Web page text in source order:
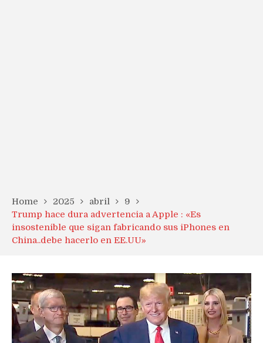
Home 2025 abril
9
Trump hace dura advertencia a Apple : «Es
insostenible que sigan fabricando sus iPhones en
China..debe hacerlo en EE.UU»